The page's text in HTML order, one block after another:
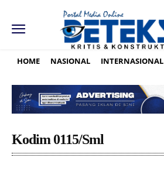
HOME NASIONAL INTERNASIONAL
Kodim 0115/Sml